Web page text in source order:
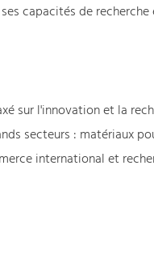
capacités de
sur l'innovation et la
secteurs : matériaux
international et